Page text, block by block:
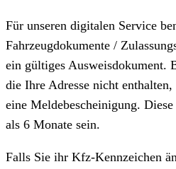
Für unseren digitalen Service
Fahrzeugdokumente /
ein gültiges Ausweisdokument.
die Ihre Adresse nicht
eine Meldebescheinigung.
als 6 Monate sein.
Falls Sie ihr Kfz-Kennzeichen